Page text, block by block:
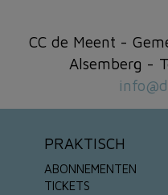
CC de Meent -
Alsemberg -
PRAKTISCH
ABONNEMENTEN
TICKETS